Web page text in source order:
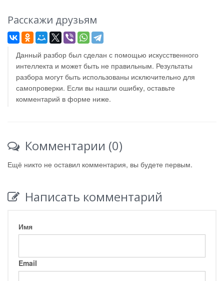
Расскажи друзьям
Данный разбор был сделан с помощью искусственного
интеллекта и может быть не правильным. Результаты
разбора могут быть использованы исключительно для
самопроверки. Если вы нашли ошибку, оставьте
комментарий в форме ниже.
Комментарии (0)
Ещё никто не оставил комментария, вы будете первым.
Написать комментарий
Имя
Email